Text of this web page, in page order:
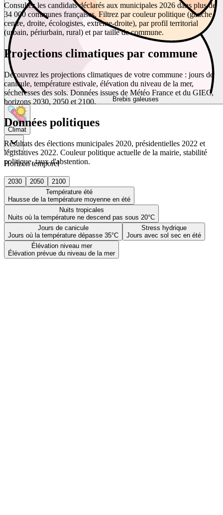
Brebis galeuses
Climat
Horizon temporel
2030 2050
2100
Température été
Hausse de la température moyenne en été
Nuits tropicales
Nuits où la température ne descend pas sous 20°C
Jours de canicule
Jours où la température dépasse 35°C
Stress hydrique
Jours avec sol sec en été
Élévation niveau mer
Élévation prévue du niveau de la mer
Consultez les candidats déclarés aux municipales 2026 dans plus de
34 000 communes françaises. Filtrez par couleur politique (gauche,
centre, droite, écologistes, extrême-droite), par profil territorial
(urbain, périurbain, rural) et par taille de commune.
Projections climatiques par commune
Découvrez les projections climatiques de votre commune : jours de
canicule, température estivale, élévation du niveau de la mer,
sécheresses des sols. Données issues de Météo France et du GIEC,
horizons 2030, 2050 et 2100.
Données politiques
Résultats des élections municipales 2020, présidentielles 2022 et
législatives 2022. Couleur politique actuelle de la mairie, stabilité
politique, taux d'abstention.